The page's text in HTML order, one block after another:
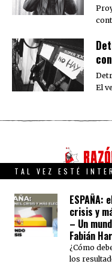
El
QUIENES SOMOS
CEICS
TAL VEZ ESTÉ
ESPAÑA:
crisis y
– Un
Fabián
¿Cómo
los